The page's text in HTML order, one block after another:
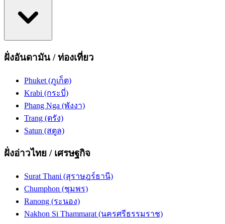
ฝั่งอันดามัน / ท่องเที่ยว
Phuket (ภูเก็ต)
Krabi (กระบี่)
Phang Nga (พังงา)
Trang (ตรัง)
Satun (สตูล)
ฝั่งอ่าวไทย / เศรษฐกิจ
Surat Thani (สุราษฎร์ธานี)
Chumphon (ชุมพร)
Ranong (ระนอง)
Nakhon Si Thammarat (นครศรีธรรมราช)